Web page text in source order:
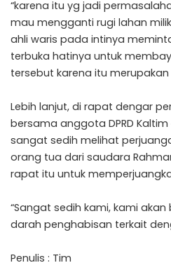
“karena itu yg jadi
mau mengganti rugi lahan
ahli waris pada intinya
terbuka hatinya untuk
tersebut karena itu merupakan
Lebih lanjut, di rapat dengar
bersama anggota DPRD Kaltim
sangat sedih melihat
orang tua dari saudara
rapat itu untuk
“Sangat sedih kami, kami
darah penghabisan terkait
Penulis : Tim